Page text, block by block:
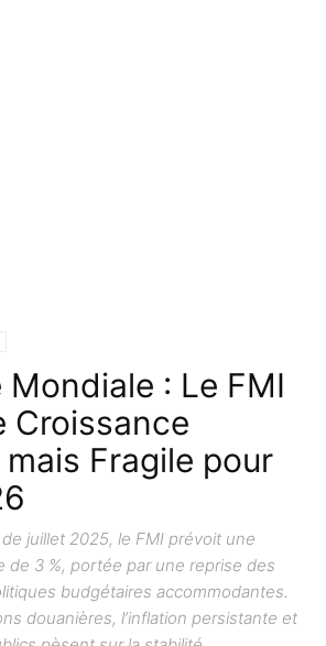
Mondiale : Le FMI
Croissance
Fragile pour
juillet 2025, le FMI prévoit une
de 3 %, portée par une reprise des
budgétaires accommodantes.
douanières, l’inflation persistante et